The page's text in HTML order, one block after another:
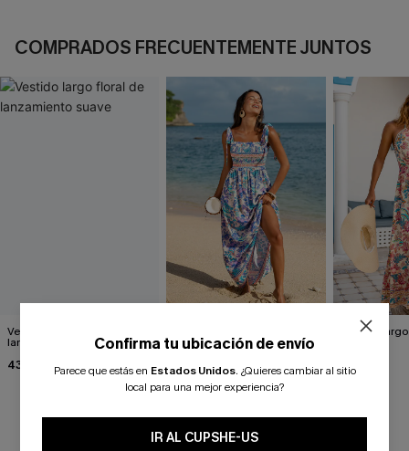
COMPRADOS FRECUENTEMENTE JUNTOS
Vestido largo floral de
lanzamiento suave
43,00 €
para la foto
42,00 €
Vestido
37,00 €
RESEÑAS DE CLIENTES
Confirma tu ubicación de envío
Parece que estás en Estados Unidos. ¿Quieres cambiar al sitio
local para una mejor experiencia?
IR AL CUPSHE-US